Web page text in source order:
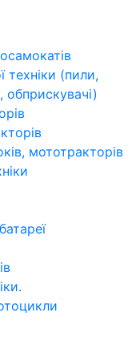
техніки (пили,
мототракторів